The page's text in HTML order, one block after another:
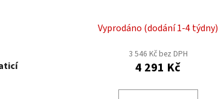
Vyprodáno (dodání 1-4 týdny)
3 546 Kč bez DPH
4 291 Kč